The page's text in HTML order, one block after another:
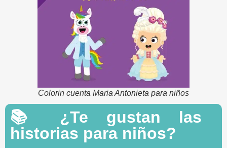
Colorin cuenta Maria Antonieta para niños
📚 ¿Te gustan las
historias para niños?